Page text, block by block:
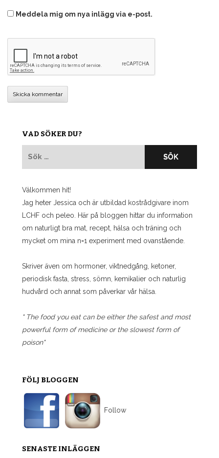
Meddela mig om nya inlägg via e-post.
VAD SÖKER DU?
Välkommen hit!
Jag heter Jessica och är utbildad kostrådgivare inom
LCHF och peleo. Här på bloggen hittar du information
om naturligt bra mat, recept, hälsa och träning och
mycket om mina n=1 experiment med ovanstående.
Skriver även om hormoner, viktnedgång, ketoner,
periodisk fasta, stress, sömn, kemikalier och naturlig
hudvård och annat som påverkar vår hälsa.
" The food you eat can be either the safest and most
powerful form of medicine or the slowest form of
poison"
FÖLJ BLOGGEN
Follow
SENASTE INLÄGGEN